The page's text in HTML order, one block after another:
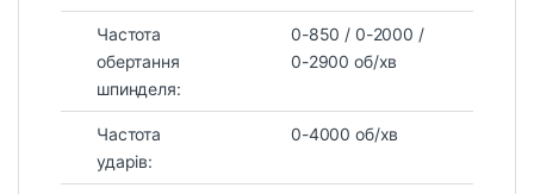
Частота
обертання
шпинделя:
0-850 / 0-2000 /
0-2900 об/хв
Частота
ударів:
0-4000 об/хв